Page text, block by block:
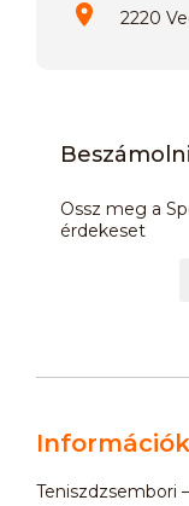
2220
Ossz meg a
érdekeset
Információk
Teniszdzsembori